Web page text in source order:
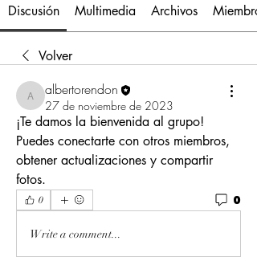
Discusión Multimedia Archivos
Volver
albertorendon
albertorendon
27 de noviembre de 2023
¡Te damos la bienvenida al grupo!
Puedes conectarte con otros miembros,
obtener actualizaciones y compartir
fotos.
0 0
Write a comment...